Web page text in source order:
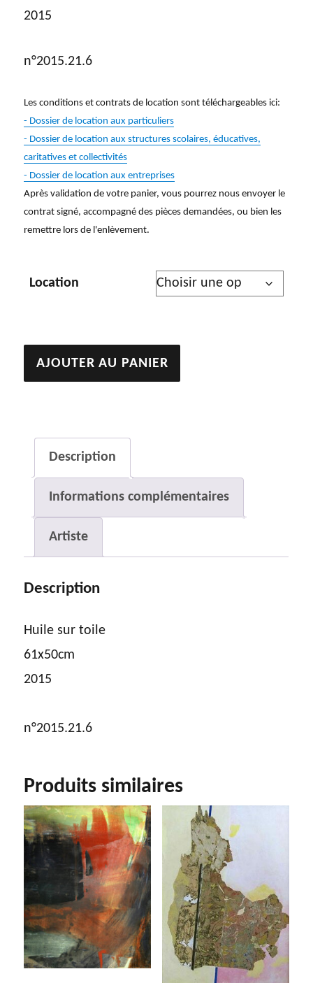
2015
n°2015.21.6
Les conditions et contrats de location sont téléchargeables ici:
- Dossier de location aux particuliers
- Dossier de location aux structures scolaires, éducatives,
caritatives et collectivités
- Dossier de location aux entreprises
Après validation de votre panier, vous pourrez nous envoyer le
contrat signé, accompagné des pièces demandées, ou bien les
remettre lors de l'enlèvement.
Location
quantité
de
n'avais
pas
regardé
t'embrasser
AJOUTER AU PANIER
Description
Informations complémentaires
Artiste
Description
Huile sur toile
61x50cm
2015
n°2015.21.6
Produits similaires